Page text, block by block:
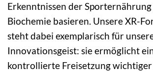
Erkenntnissen der
Biochemie basieren. Unsere XR-
steht dabei exemplarisch für
Innovationsgeist: sie ermöglicht
kontrollierte Freisetzung